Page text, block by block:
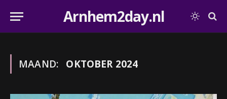
Arnhem2day.nl
MAAND: OKTOBER 2024